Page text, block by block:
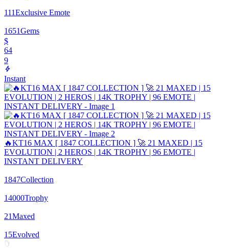
111Exclusive Emote
1651Gems
$
64
9
Instant
🔥KT16 MAX [ 1847 COLLECTION ] 🚀 21 MAXED | 15
EVOLUTION | 2 HEROS | 14K TROPHY | 96 EMOTE |
INSTANT DELIVERY
1847Collection
14000Trophy
21Maxed
15Evolved